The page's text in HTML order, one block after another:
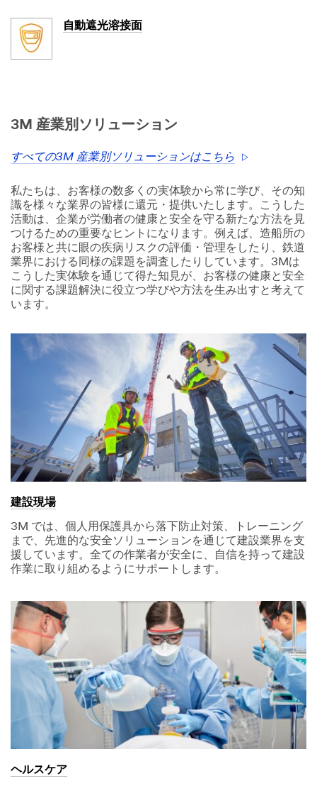
自動遮光溶接面
3M 産業別ソリューション
すべての3M 産業別ソリューションはこちら
私たちは、お客様の数多くの実体験から常に学び、その知
識を様々な業界の皆様に還元・提供いたします。こうした
活動は、企業が労働者の健康と安全を守る新たな方法を見
つけるための重要なヒントになります。例えば、造船所の
お客様と共に眼の疾病リスクの評価・管理をしたり、鉄道
業界における同様の課題を調査したりしています。3Mは
こうした実体験を通じて得た知見が、お客様の健康と安全
に関する課題解決に役立つ学びや方法を生み出すと考えて
います。
建設現場
3M では、個人用保護具から落下防止対策、トレーニング
まで、先進的な安全ソリューションを通じて建設業界を支
援しています。全ての作業者が安全に、自信を持って建設
作業に取り組めるようにサポートします。
ヘルスケア